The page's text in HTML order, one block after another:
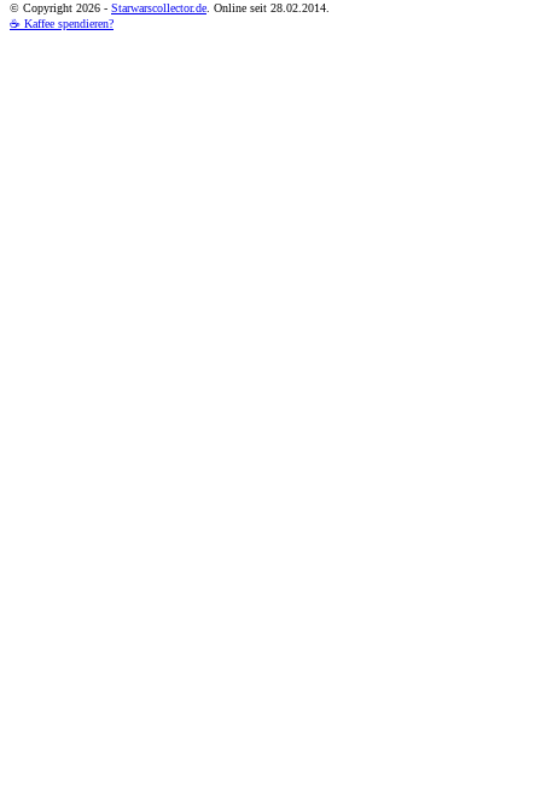
© Copyright 2026 - Starwarscollector.de. Online seit 28.02.2014.
☕ Kaffee spendieren?